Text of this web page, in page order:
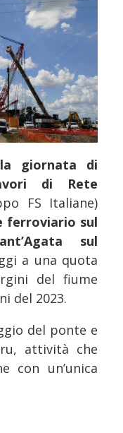
giornata di
di Rete
FS Italiane)
ferroviario sul
sul
a una quota
del fiume
del 2023.
del ponte e
attività che
con un’unica